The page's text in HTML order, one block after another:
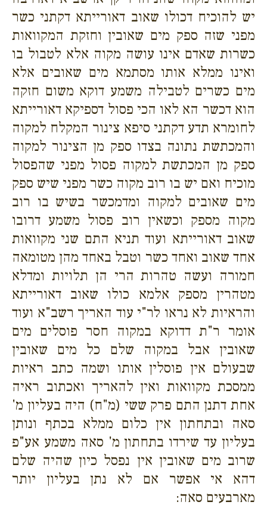
יש להוכיח דכולו שאוב דאורייתא דקתני כשר
מפני שזה ספק מים שאובין וחזקת המקוואות
כשרות שאדם אינו עושה מקוה אלא לטבול בו
ואינו ממלא אותו מסתמא מים שאובים אלא
מים כשרים לטבילה משמע דוקא משום חזקה
הוא דכשר הא לאו הכי פסול דספיקא דאורייתא
לחומרא תדע דקתני סיפא צינור המקלח למקוה
והמכתשת נתונה בצדו ספק מן הצינור למקוה
ספק מן המכתשת למקוה פסול מפני שהפסול
מוכיח ואם יש בו רוב מקוה כשר מפני שיש ספק
מים שאובים למקוה ומדמכשר בשיש בו רוב
מקוה מספק וכשאין רוב פסול משמע דרובו
שאוב דאורייתא ועוד תניא התם שני מקוואות
אחד שאוב ואחד כשר וטבל באחד מהן מטומאה
חמורה ועשה טהרות הרי הן תלויות ומדלא
מטהרין מספק אלמא כולו שאוב דאורייתא
והראיות לא נראו לר"י עוד האריך רשב"א ועוד
אומר ר"ת דדוקא במקוה חסר פוסלים מים
שאובין אבל במקוה שלם כל מים שאובין
שבעולם אין פוסלין אותו ושמה כתב ראיות
ממסכת מקוואות ואין להאריך ואכתוב ראיה
אחת דתנן התם פרק ששי (מ"ח) היה בעליון מ'
סאה ובתחתון אין כלום ממלא בכתף ונותן
בעליון עד שירדו בתחתון מ' סאה משמע אע"פ
שרוב מים שאובין אין נפסל כיון שהיה שלם
דהא אי אפשר אם לא נתן בעליון יותר
מארבעים סאה: